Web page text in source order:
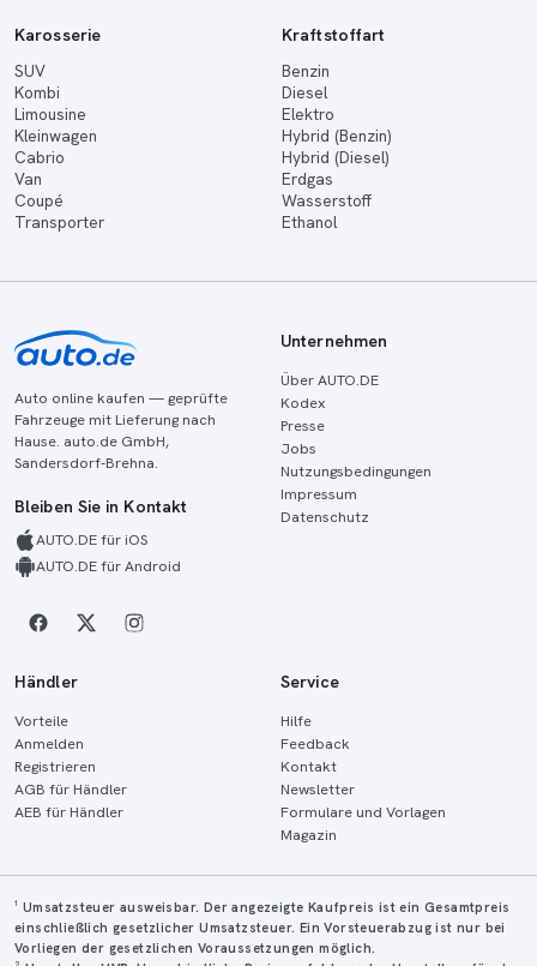
Karosserie
SUV
Kombi
Limousine
Kleinwagen
Cabrio
Van
Coupé
Transporter
Kraftstoffart
Benzin
Diesel
Elektro
Hybrid (Benzin)
Hybrid (Diesel)
Erdgas
Wasserstoff
Ethanol
Auto online kaufen — geprüfte
Fahrzeuge mit Lieferung nach
Hause. auto.de GmbH,
Sandersdorf-Brehna.
Bleiben Sie in Kontakt
AUTO.DE für iOS
AUTO.DE für Android
Unternehmen
Über AUTO.DE
Kodex
Presse
Jobs
Nutzungsbedingungen
Impressum
Datenschutz
Händler
Vorteile
Anmelden
Registrieren
AGB für Händler
AEB für Händler
Service
Hilfe
Feedback
Kontakt
Newsletter
Formulare und Vorlagen
Magazin
¹ Umsatzsteuer ausweisbar. Der angezeigte Kaufpreis ist ein Gesamtpreis
einschließlich gesetzlicher Umsatzsteuer. Ein Vorsteuerabzug ist nur bei
Vorliegen der gesetzlichen Voraussetzungen möglich.